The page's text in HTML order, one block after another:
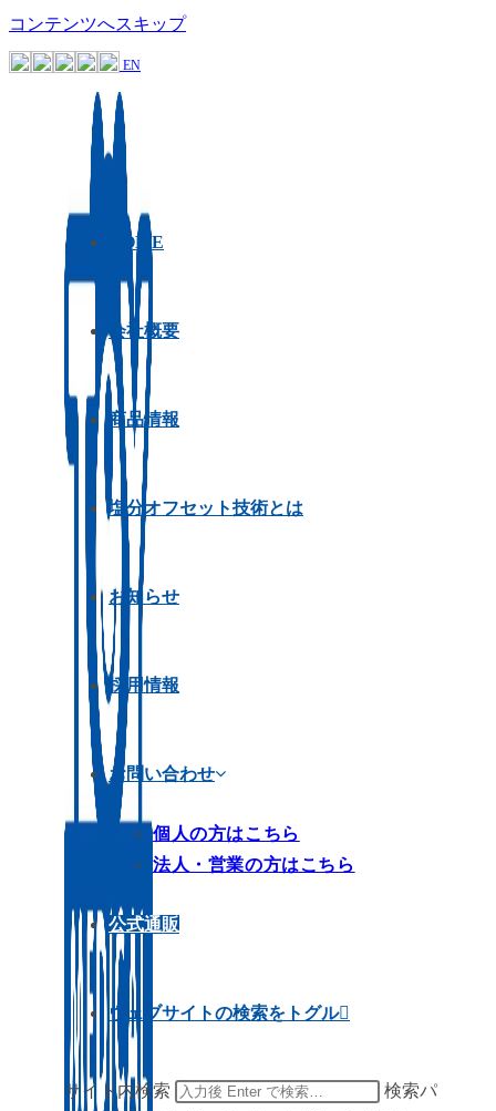
コンテンツへスキップ
EN
HOME
会社概要
商品情報
塩分オフセット技術とは
お知らせ
採用情報
お問い合わせ
個人の方はこちら
法人・営業の方はこちら
公式通販
ウェブサイトの検索をトグル
サイト内検索
検索パ